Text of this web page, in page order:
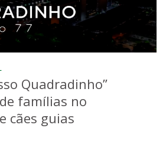
Quadradinho”
famílias no
cães guias